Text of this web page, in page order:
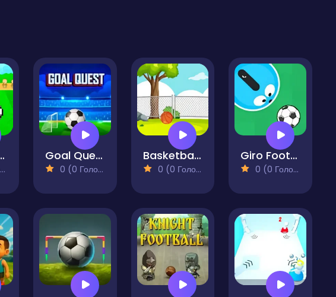
Goal Quest
0 (0 Голосів)
Basketball Challenge Online Game
0 (0 Голосів)
Giro Football
0 (0 Голосів)